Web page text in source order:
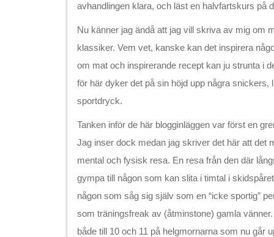
avhandlingen klara, och läst en halvfartskurs på
Nu känner jag ändå att jag vill skriva av mig om
klassiker. Vem vet, kanske kan det inspirera
om mat och inspirerande recept kan ju strunta i
för här dyker det på sin höjd upp några snickers,
sportdryck.
Tanken inför de här blogginläggen var först en
Jag inser dock medan jag skriver det här att det
mental och fysisk resa. En resa från den där
gympa till någon som kan slita i timtal i
någon som såg sig själv som en “icke sportig”
som träningsfreak av (åtminstone) gamla
både till 10 och 11 på helgmornarna som nu går